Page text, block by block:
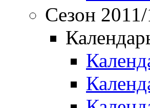
Сезон